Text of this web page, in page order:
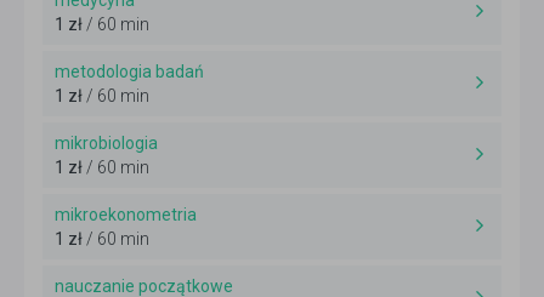
1 zł/ 60 min
metodologia badań
1 zł/ 60 min
mikrobiologia
1 zł/ 60 min
mikroekonometria
1 zł/ 60 min
nauczanie początkowe